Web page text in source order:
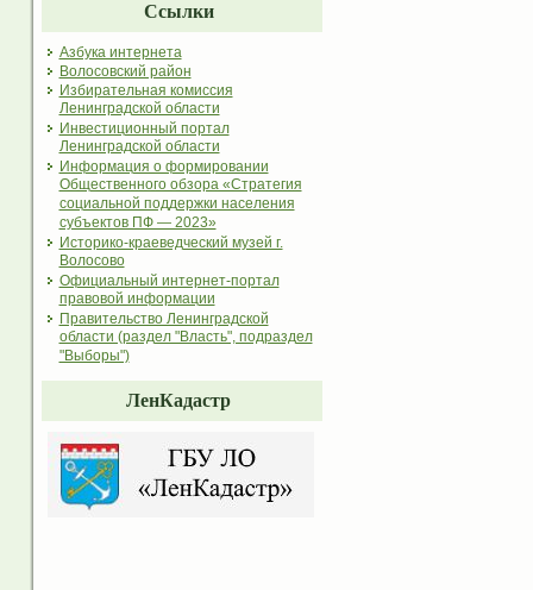
Ссылки
Азбука интернета
Волосовский район
Избирательная комиссия
Ленинградской области
Инвестиционный портал
Ленинградской области
Информация о формировании
Общественного обзора «Стратегия
социальной поддержки населения
субъектов ПФ — 2023»
Историко-краеведческий музей г.
Волосово
Официальный интернет-портал
правовой информации
Правительство Ленинградской
области (раздел "Власть", подраздел
"Выборы")
ЛенКадастр